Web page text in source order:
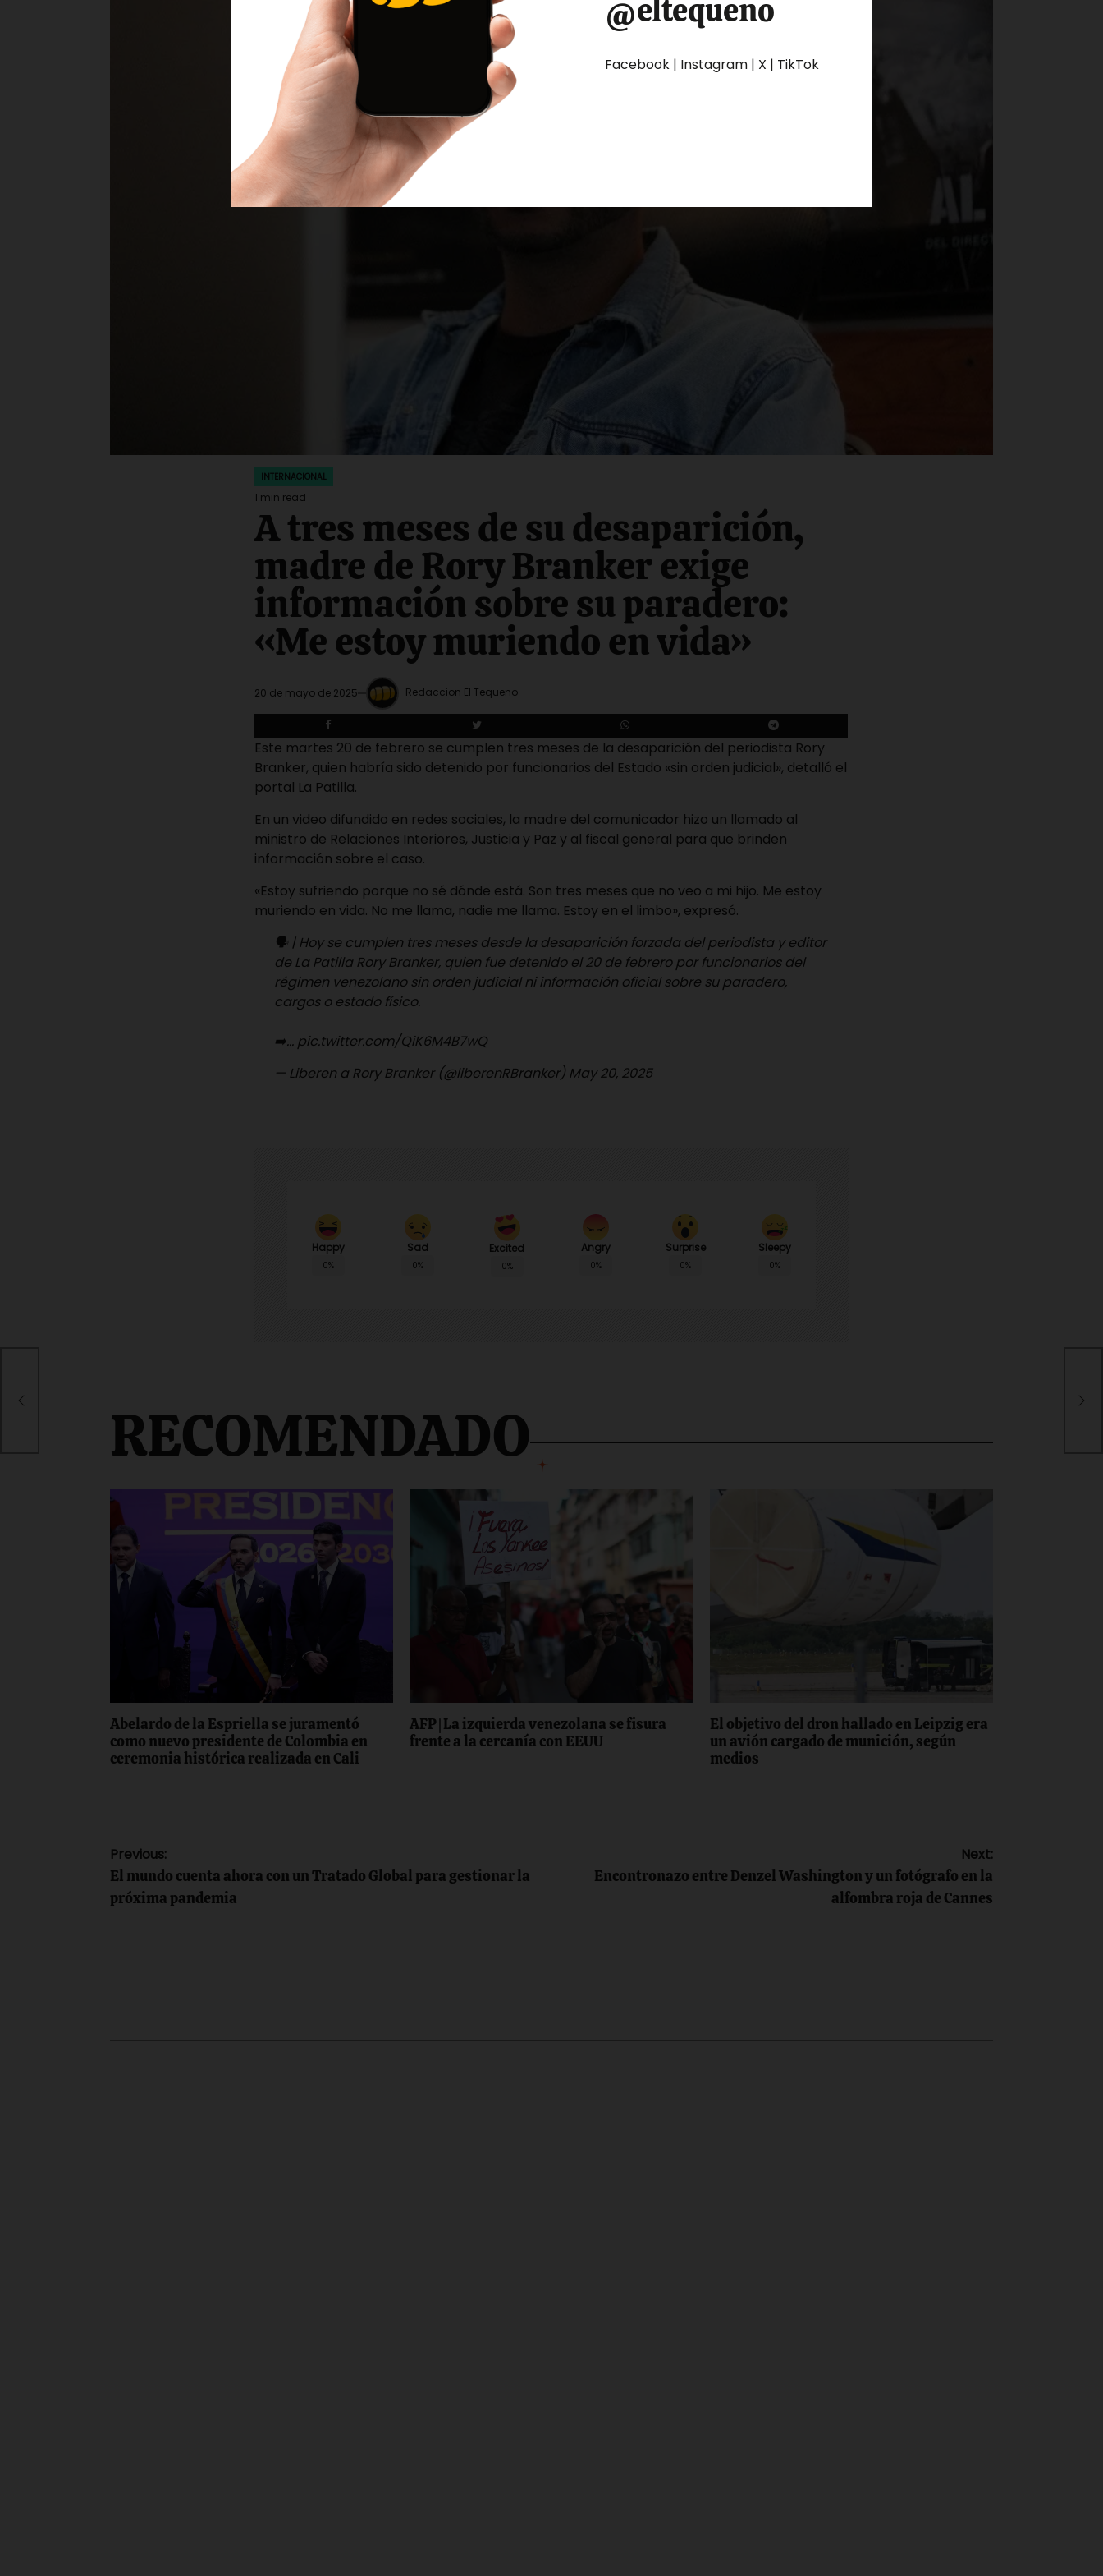
POSTED
IN
INTERNACIONAL
Estimated
read
time
1 min read
A tres meses de su desaparición,
madre de Rory Branker exige
información sobre su paradero:
«Me estoy muriendo en vida»
20 de mayo de 2025 Redaccion El Tequeno
Este martes 20 de febrero se cumplen tres meses de la desaparición del periodista Rory
Branker, quien habría sido detenido por funcionarios del Estado «sin orden judicial», detalló el
portal La Patilla.
En un video difundido en redes sociales, la madre del comunicador hizo un llamado al
ministro de Relaciones Interiores, Justicia y Paz y al fiscal general para que brinden
información sobre el caso.
«Estoy sufriendo porque no sé dónde está. Son tres meses que no veo a mi hijo. Me estoy
muriendo en vida. No me llama, nadie me llama. Estoy en el limbo», expresó.
🗣️ | Hoy se cumplen tres meses desde la desaparición forzada del periodista y editor
de La Patilla Rory Branker, quien fue detenido el 20 de febrero por funcionarios del
régimen venezolano sin orden judicial ni información oficial sobre su paradero,
cargos o estado físico.
➡️… pic.twitter.com/QiK6M4B7wQ
— Liberen a Rory Branker (@liberenRBranker) May 20, 2025
Happy
0%
Sad
0%
Excited
0%
Angry
0%
Surprise
0%
Sleepy
0%
RECOMENDADO
Abelardo de la Espriella se juramentó
como nuevo presidente de Colombia en
ceremonia histórica realizada en Cali
AFP | La izquierda venezolana se fisura
frente a la cercanía con EEUU
El objetivo del dron hallado en Leipzig era
un avión cargado de munición, según
medios
Navegación
de
Previous:
El mundo cuenta ahora con un Tratado Global para gestionar la
próxima pandemia
Next:
Encontronazo entre Denzel Washington y un fotógrafo en la
alfombra roja de Cannes
@eltequeno
Facebook | Instagram | X | TikTok